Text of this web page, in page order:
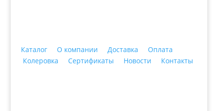
Каталог О компании Доставка
Оплата
Колеровка
Сертификаты Новости Контакты